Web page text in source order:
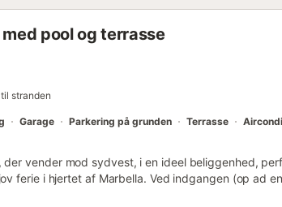
pool og terrasse
stranden
Garage Parkering på grunden Terrasse
vender mod sydvest, i en ideel beliggenhed,
ferie i hjertet af Marbella. Ved indgangen (op ad en